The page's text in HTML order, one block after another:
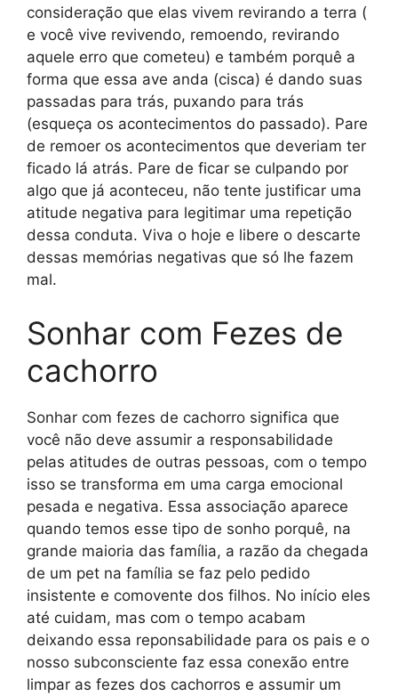
consideração que elas vivem revirando a terra (
e você vive revivendo, remoendo, revirando
aquele erro que cometeu) e também porquê a
forma que essa ave anda (cisca) é dando suas
passadas para trás, puxando para trás
(esqueça os acontecimentos do passado). Pare
de remoer os acontecimentos que deveriam ter
ficado lá atrás. Pare de ficar se culpando por
algo que já aconteceu, não tente justificar uma
atitude negativa para legitimar uma repetição
dessa conduta. Viva o hoje e libere o descarte
dessas memórias negativas que só lhe fazem
mal.
Sonhar com Fezes de
cachorro
Sonhar com fezes de cachorro significa que
você não deve assumir a responsabilidade
pelas atitudes de outras pessoas, com o tempo
isso se transforma em uma carga emocional
pesada e negativa. Essa associação aparece
quando temos esse tipo de sonho porquê, na
grande maioria das família, a razão da chegada
de um pet na família se faz pelo pedido
insistente e comovente dos filhos. No início eles
até cuidam, mas com o tempo acabam
deixando essa reponsabilidade para os pais e o
nosso subconsciente faz essa conexão entre
limpar as fezes dos cachorros e assumir um